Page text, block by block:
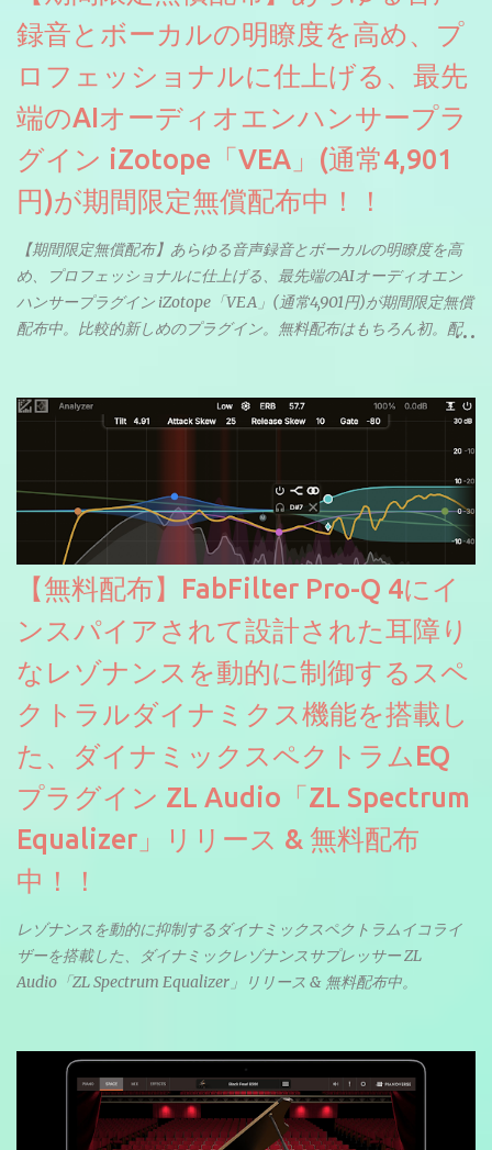
録音とボーカルの明瞭度を高め、プ
ロフェッショナルに仕上げる、最先
端のAIオーディオエンハンサープラ
グイン iZotope「VEA」(通常4,901
円)が期間限定無償配布中！！
【期間限定無償配布】あらゆる音声録音とボーカルの明瞭度を高
め、プロフェッショナルに仕上げる、最先端のAIオーディオエン
ハンサープラグイン iZotope「VEA」(通常4,901円)が期間限定無償
配布中。比較的新しめのプラグイン。無料配布はもちろん初。配
【無料配布】FabFilter Pro-Q 4にイ
ンスパイアされて設計された耳障り
なレゾナンスを動的に制御するスペ
クトラルダイナミクス機能を搭載し
た、ダイナミックスペクトラムEQ
プラグイン ZL Audio「ZL Spectrum
Equalizer」リリース & 無料配布
中！！
レゾナンスを動的に抑制するダイナミックスペクトラムイコライ
ザーを搭載した、ダイナミックレゾナンスサプレッサー ZL
Audio「ZL Spectrum Equalizer」リリース & 無料配布中。